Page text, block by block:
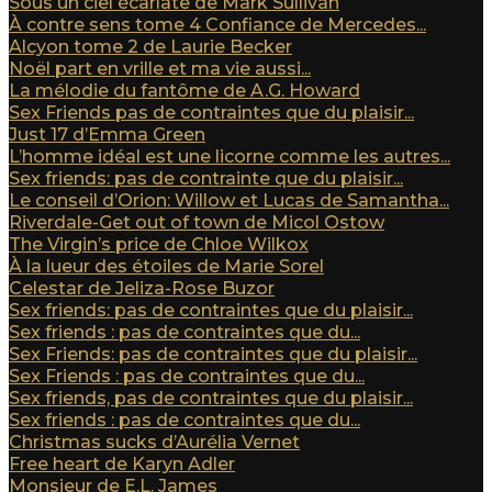
À contre sens tome 4 Confiance de Mercedes...
Alcyon tome 2 de Laurie Becker
Noël part en vrille et ma vie aussi...
La mélodie du fantôme de A.G. Howard
Sex Friends pas de contraintes que du plaisir...
Just 17 d’Emma Green
L’homme idéal est une licorne comme les autres...
Sex friends: pas de contrainte que du plaisir...
Le conseil d’Orion: Willow et Lucas de Samantha...
Riverdale-Get out of town de Micol Ostow
The Virgin’s price de Chloe Wilkox
À la lueur des étoiles de Marie Sorel
Celestar de Jeliza-Rose Buzor
Sex friends: pas de contraintes que du plaisir...
Sex friends : pas de contraintes que du...
Sex Friends: pas de contraintes que du plaisir...
Sex Friends : pas de contraintes que du...
Sex friends, pas de contraintes que du plaisir...
Sex friends : pas de contraintes que du...
Christmas sucks d’Aurélia Vernet
Free heart de Karyn Adler
Monsieur de E.L. James